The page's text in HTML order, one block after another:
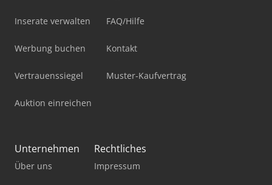
Inserate verwalten
Werbung buchen
Vertrauenssiegel
Auktion einreichen
FAQ/Hilfe
Kontakt
Muster-Kaufvertrag
Unternehmen
Über uns
Rechtliches
Impressum